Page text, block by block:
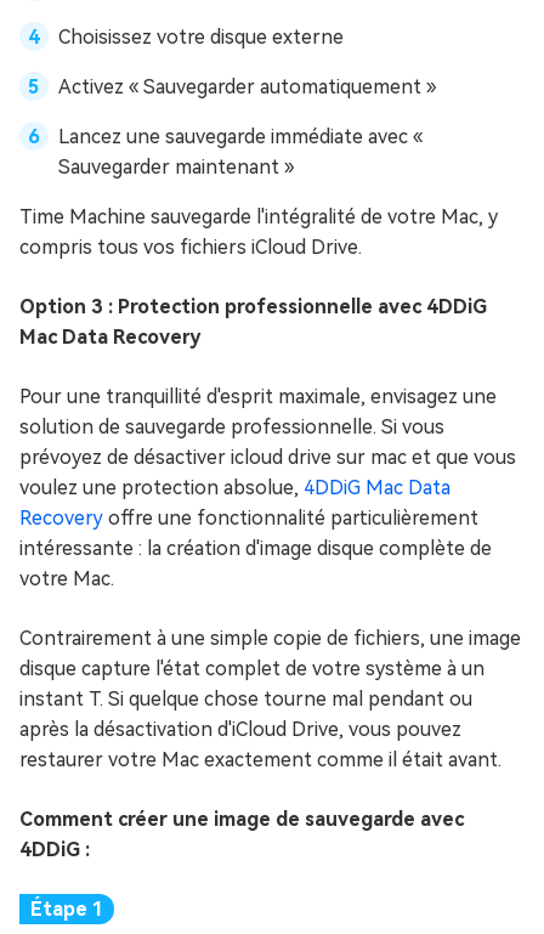
Choisissez votre disque externe
Activez « Sauvegarder automatiquement »
Lancez une sauvegarde immédiate avec «
Sauvegarder maintenant »
Time Machine sauvegarde l'intégralité de votre Mac, y
compris tous vos fichiers iCloud Drive.
Option 3 : Protection professionnelle avec 4DDiG
Mac Data Recovery
Pour une tranquillité d'esprit maximale, envisagez une
solution de sauvegarde professionnelle. Si vous
prévoyez de désactiver icloud drive sur mac et que vous
voulez une protection absolue, 4DDiG Mac Data
Recovery offre une fonctionnalité particulièrement
intéressante : la création d'image disque complète de
votre Mac.
Contrairement à une simple copie de fichiers, une image
disque capture l'état complet de votre système à un
instant T. Si quelque chose tourne mal pendant ou
après la désactivation d'iCloud Drive, vous pouvez
restaurer votre Mac exactement comme il était avant.
Comment créer une image de sauvegarde avec
4DDiG :